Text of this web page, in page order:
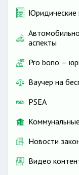
Юридические
аспекты
Pro bono —
Ваучер на
PSEA
Коммунальные
Новости
Видео